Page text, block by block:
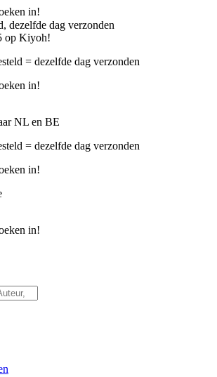
in!
dezelfde dag verzonden
op Kiyoh!
= dezelfde dag verzonden
in!
NL en BE
= dezelfde dag verzonden
in!
in!